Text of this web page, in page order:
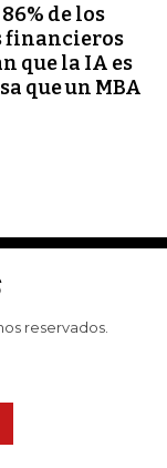
de los
financieros
que la IA es
que un MBA
reservados.